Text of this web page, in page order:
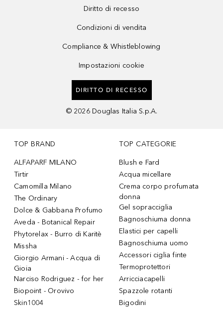
Diritto di recesso
Condizioni di vendita
Compliance & Whistleblowing
Impostazioni cookie
DIRITTO DI RECESSO
© 2026 Douglas Italia S.p.A.
TOP BRAND
ALFAPARF MILANO
Tirtir
Camomilla Milano
The Ordinary
Dolce & Gabbana Profumo
Aveda - Botanical Repair
Phytorelax - Burro di Karitè
Missha
Giorgio Armani - Acqua di
Gioia
Narciso Rodriguez - for her
Biopoint - Orovivo
Skin1004
TOP CATEGORIE
Blush e Fard
Acqua micellare
Crema corpo profumata
donna
Gel sopracciglia
Bagnoschiuma donna
Elastici per capelli
Bagnoschiuma uomo
Accessori ciglia finte
Termoprotettori
Arricciacapelli
Spazzole rotanti
Bigodini